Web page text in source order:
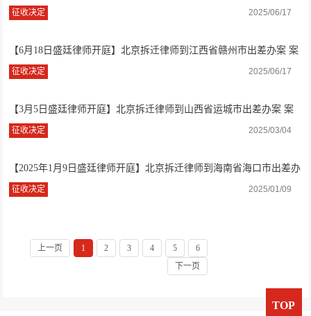
由：撤销征...
征收决定 2025/06/17
【6月18日盛廷律师开庭】北京拆迁律师到江西省赣州市出差办案 案
由：撤销征...
征收决定 2025/06/17
【3月5日盛廷律师开庭】北京拆迁律师到山西省运城市出差办案 案
由：撤销征...
征收决定 2025/03/04
【2025年1月9日盛廷律师开庭】北京拆迁律师到海南省海口市出差办
案 案由：...
征收决定 2025/01/09
上一页 1 2 3 4 5
6
下一页
TOP